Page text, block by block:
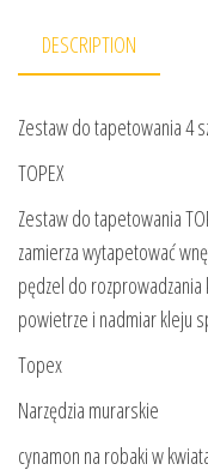
DESCRIPTION
Zestaw do tapetowania 4
TOPEX
Zestaw do tapetowania
zamierza wytapetować
pędzel do
powietrze i nadmiar kleju
Topex
Narzędzia murarskie
cynamon na robaki w